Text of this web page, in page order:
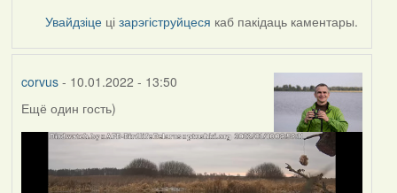
Увайдзіце цізарэгіструйцеся каб пакідаць каментары.
corvus- 10.01.2022 - 13:50
Ещё один гость)